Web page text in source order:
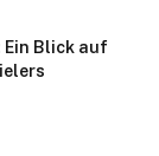
Ein Blick auf